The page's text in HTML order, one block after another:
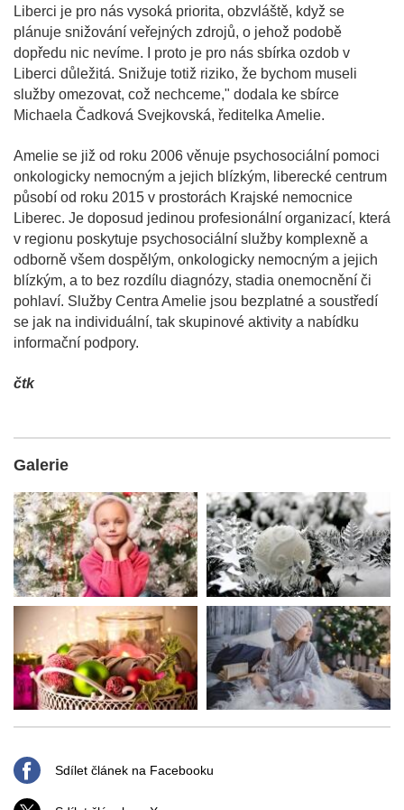
Liberci je pro nás vysoká priorita, obzvláště, když se
plánuje snižování veřejných zdrojů, o jehož podobě
dopředu nic nevíme. I proto je pro nás sbírka ozdob v
Liberci důležitá. Snižuje totiž riziko, že bychom museli
služby omezovat, což nechceme," dodala ke sbírce
Michaela Čadková Svejkovská, ředitelka Amelie.
Amelie se již od roku 2006 věnuje psychosociální pomoci
onkologicky nemocným a jejich blízkým, liberecké centrum
působí od roku 2015 v prostorách Krajské nemocnice
Liberec. Je doposud jedinou profesionální organizací, která
v regionu poskytuje psychosociální služby komplexně a
odborně všem dospělým, onkologicky nemocným a jejich
blízkým, a to bez rozdílu diagnózy, stadia onemocnění či
pohlaví. Služby Centra Amelie jsou bezplatné a soustředí
se jak na individuální, tak skupinové aktivity a nabídku
informační podpory.
čtk
Galerie
Sdílet článek na Facebooku